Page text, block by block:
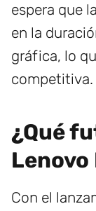
espera que
en la
gráfica, lo
competitiva.
¿Qué
Lenovo
Con el